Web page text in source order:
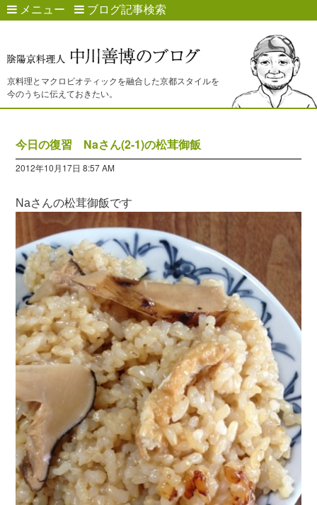
メニュー ブログ記事検索
京料理とマクロビオティックを融合した京都スタイルを
今のうちに伝えておきたい。
今日の復習 Naさん(2-1)の松茸御飯
2012年10月17日 8:57 AM
Naさんの松茸御飯です